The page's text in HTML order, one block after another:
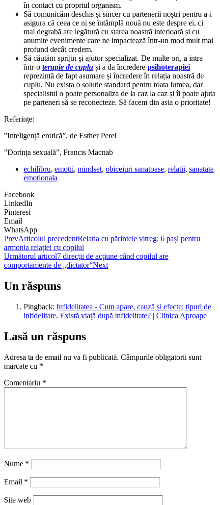
în contact cu propriul organism.
Să comunicăm deschis și sincer cu partenerii noștri pentru a-i
asigura că ceea ce ni se întâmplă nouă nu este despre ei, ci
mai degrabă are legătură cu starea noastră interioară și cu
anumite evenimente care ne impactează într-un mod mult mai
profund decât credem.
Să căutăm sprijin și ajutor specializat. De multe ori, a intra
într-o terapie de cuplu și a da încredere psihoterapiei
reprezintă de fapt asumare și încredere în relația noastră de
cuplu. Nu exista o solutie standard pentru toata lumea, dar
specialistul o poate personaliza de la caz la caz și îi poate ajuta
pe parteneri să se reconecteze. Să facem din asta o prioritate!
Referințe:
”Inteligență erotică”, de Esther Perel
”Dorința sexuală”, Francis Macnab
echilibru, emotii, mindset, obiceiuri sanatoase, relatii, sanatate
emotionala
Facebook
LinkedIn
Pinterest
Email
WhatsApp
PrevArticolul precedentRelația cu părintele vitreg: 6 pași pentru
armonia relației cu copilul
Următorul articol7 direcții de acțiune când copilul are
comportamente de „dictator“Next
Un răspuns
Pingback: Infidelitatea - Cum apare, cauză și efecte; tipuri de
infidelitate. Există viață după infidelitate? | Clinica Aproape
Lasă un răspuns
Adresa ta de email nu va fi publicată. Câmpurile obligatorii sunt
marcate cu *
Comentariu *
Nume *
Email *
Site web